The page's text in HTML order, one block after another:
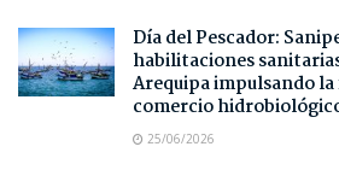
Día del Pescador:
habilitaciones
Arequipa impulsando
comercio
25/06/2026